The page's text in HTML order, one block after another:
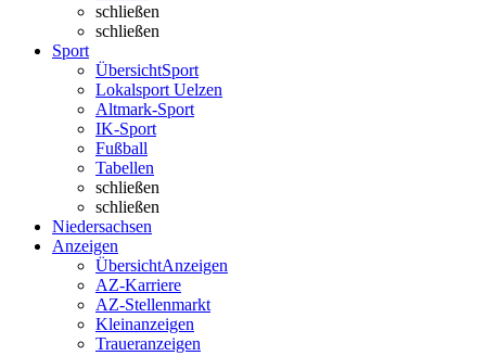
schließen
schließen
Sport
ÜbersichtSport
Lokalsport Uelzen
Altmark-Sport
IK-Sport
Fußball
Tabellen
schließen
schließen
Niedersachsen
Anzeigen
ÜbersichtAnzeigen
AZ-Karriere
AZ-Stellenmarkt
Kleinanzeigen
Traueranzeigen